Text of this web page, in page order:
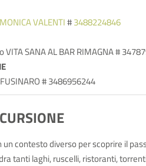
MONICA VALENTI#3488224846
VITA SANA AL BAR RIMAGNA #
# 3486956244
un contesto diverso per scoprire il
tanti laghi, ruscelli, ristoranti,